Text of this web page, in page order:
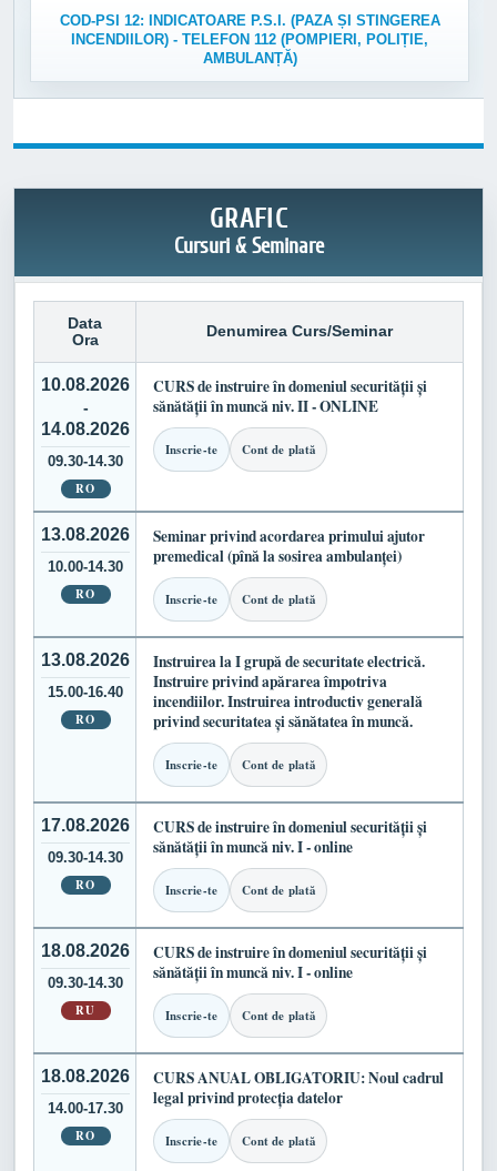
COD-PSI 12: INDICATOARE P.S.I. (PAZA ȘI STINGEREA
INCENDIILOR) - TELEFON 112 (POMPIERI, POLIȚIE,
AMBULANȚĂ)
GRAFIC
Cursuri & Seminare
Data
Ora
Denumirea Curs/Seminar
10.08.2026
-
14.08.2026
09.30-14.30
RO
CURS de instruire în domeniul securității și
sănătății în muncă niv. II - ONLINE
Inscrie-te Cont de plată
13.08.2026
10.00-14.30
RO
Seminar privind acordarea primului ajutor
premedical (pînă la sosirea ambulanței)
Inscrie-te Cont de plată
13.08.2026
15.00-16.40
RO
Instruirea la I grupă de securitate electrică.
Instruire privind apărarea împotriva
incendiilor. Instruirea introductiv generală
privind securitatea și sănătatea în muncă.
Inscrie-te Cont de plată
17.08.2026
09.30-14.30
RO
CURS de instruire în domeniul securității și
sănătății în muncă niv. I - online
Inscrie-te Cont de plată
18.08.2026
09.30-14.30
RU
CURS de instruire în domeniul securității și
sănătății în muncă niv. I - online
Inscrie-te Cont de plată
18.08.2026
14.00-17.30
RO
CURS ANUAL OBLIGATORIU: Noul cadrul
legal privind protecția datelor
Inscrie-te Cont de plată